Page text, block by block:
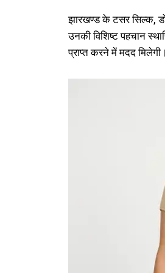
झारखण्ड के टसर सिल्क,
उनकी विशिष्ट पहचान
प्राप्त करने में मदद मिलेगी।